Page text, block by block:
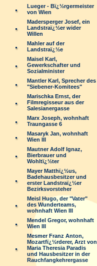
Lueger - Bï¿½rgermeister
von Wien
Madersperger Josef, ein
Landstraï¿½er wider
Willen
Mahler auf der
Landstraï¿½e
Maisel Karl,
Gewerkschafter und
Sozialminister
Mantler Karl, Sprecher des
"Siebener-Komitees"
Marischka Ernst, der
Filmregisseur aus der
Salesianergasse
Marx Joseph, wohnhaft
Traungasse 6
Masaryk Jan, wohnhaft
Wien III
Mautner Adolf Ignaz,
Bierbrauer und
Wohltï¿½ter
Mayer Matthï¿½us,
Badehausbesitzer und
erster Landstraï¿½er
Bezirksvorsteher
Meisl Hugo, der "Vater"
des Wunderteams,
wohnhaft Wien III
Mendel Gregor, wohnhaft
Wien III
Mesmer Franz Anton,
Mozartfï¿½rderer, Arzt von
Maria Theresia Paradis
und Hausbesitzer in der
Rauchfangkehrergasse